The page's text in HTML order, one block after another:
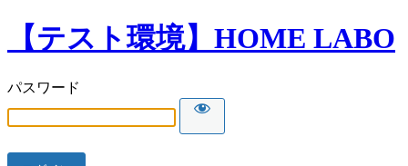
【テスト環境】HOME LABO
パスワード